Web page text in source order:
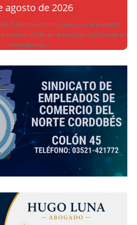
agosto de 2026
Tulumba informa que ya se encuentra
realizar el DNI en el Registro Civil.Desde el
municipio se...